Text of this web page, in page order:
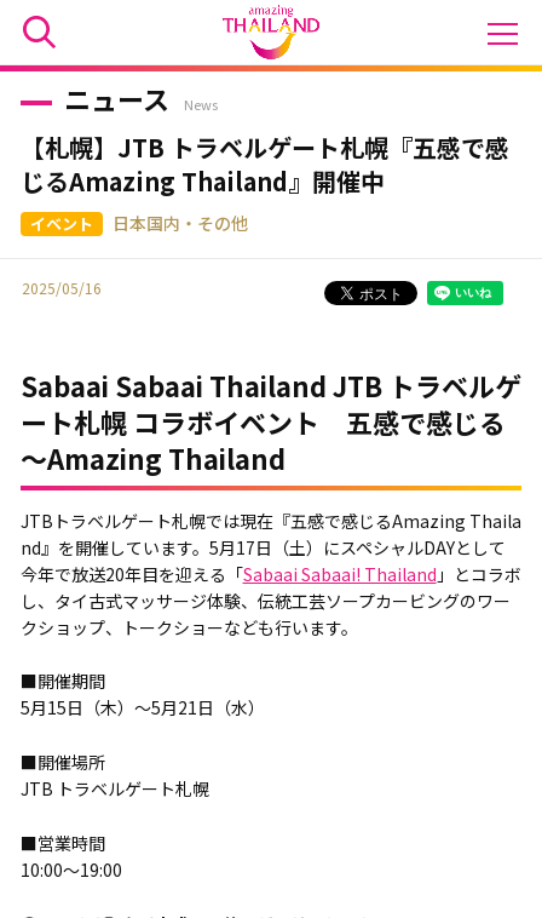
ニュース News
【札幌】JTB トラベルゲート札幌『五感で感
じるAmazing Thailand』開催中
日本国内・その他
2025/05/16
Sabaai Sabaai Thailand JTB トラベルゲ
ート札幌 コラボイベント 五感で感じる
～Amazing Thailand
JTBトラベルゲート札幌では現在『五感で感じるAmazing Thaila
nd』を開催しています。5月17日（土）にスペシャルDAYとして
今年で放送20年目を迎える「Sabaai Sabaai! Thailand 」とコラボ
し、タイ古式マッサージ体験、伝統工芸ソープカービングのワー
クショップ、トークショーなども行います。
■開催期間
5月15日（木）～5月21日（水）
■開催場所
JTB トラベルゲート札幌
■営業時間
10:00～19:00